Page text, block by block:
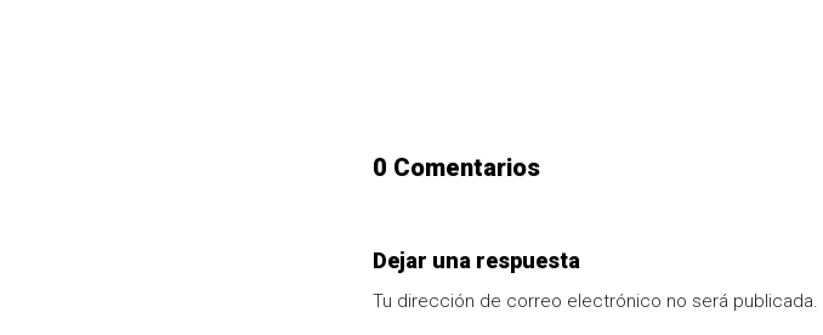
0 Comentarios
Dejar una respuesta
Tu dirección de correo electrónico no será publicada.